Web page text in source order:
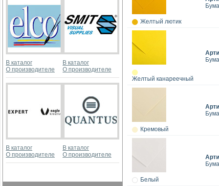
В каталог
О производителе
В каталог
О производителе
В каталог
О производителе
В каталог
О производителе
Желтый лютик
Желтый канареечный
Кремовый
Белый